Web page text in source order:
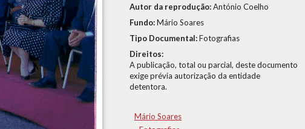
Autor da reprodução:António Coelho
Fundo:Mário Soares
Tipo Documental:Fotografias
Direitos:
A publicação, total ou parcial, deste documento
exige prévia autorização da entidade
detentora.
Mário Soares